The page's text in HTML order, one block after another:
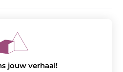
jouw verhaal!